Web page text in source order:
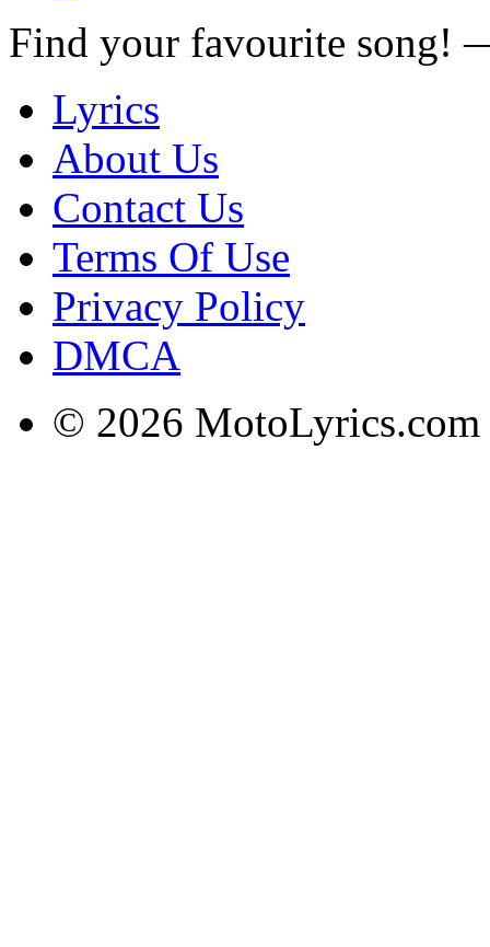
Find your favourite song!
Lyrics
About Us
Contact Us
Terms Of Use
Privacy Policy
DMCA
© 2026 MotoLyrics.com